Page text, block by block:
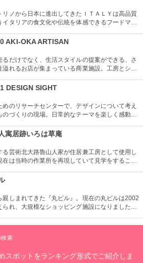
リノから日本に進出してきたＩＴＡＬＹは高品質
イタリアの食文化や伝統を体感できるフードマー
もできます。
AKI-OKA ARTISAN
るだけでなく、生活スタイルの提案ができる、さ
溢れるお店が集まっている商業施設。工房とショ
プもあり。
DESIGN SIGHT
めのリサーチセンターで、デザインについて考え
のづくりの現場。日常的なテーマを楽しく感動的
寓居跡いろは草庵
る芸術北大路魯山人家が住居兼工房として使用し
在は当時の作業所を再現していて見学をすること
親しまれてきた『丸ビル』。現在の丸ビルは2002
られ、大規模なショッピング施設になりました。
、丸の内の名にふさわしい逸品がそろっていま
検索
スポットをランキング形式でご紹介しま